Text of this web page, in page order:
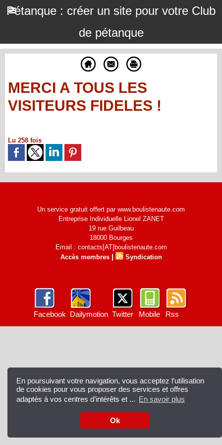
En poursuivant votre navigation, vous acceptez l’utilisation
de cookies pour vous proposer des services et offres
adaptés à vos centres d’intérêts et ... En savoir plus
Ok
Pétanque : créer un site pour votre Club
de pétanque
MERCI A TOUS LES
VISITEURS FIDELES !
Lu 258 fois
Un service gratuit offert par www.boulistenaute.com
Entreprise Individuelle Lionel ZANET
19 rue Guilbeau
18000 Bourges
Email : contacts[AT]boulistenaute.com
Accès membres | Syndication
Facebook Dailymotion Twitter Mobile Rss